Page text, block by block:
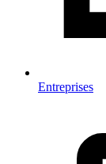
Entreprises